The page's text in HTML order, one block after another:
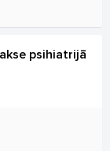
psihiatrijā